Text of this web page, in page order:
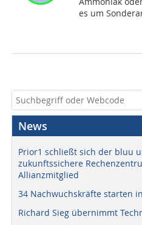
es um
News
Prior1 schließt sich der bluu
zukunftssichere
Allianzmitglied
34 Nachwuchskräfte starten
Richard Sieg übernimmt